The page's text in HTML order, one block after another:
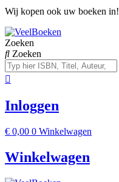
Wij kopen ook uw boeken in!
Zoeken
Zoeken
Inloggen
€ 0,00 0 Winkelwagen
Winkelwagen